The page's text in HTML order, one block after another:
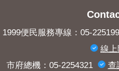
1999便民服務專線：05-
線
市府總機：05-2254321
查